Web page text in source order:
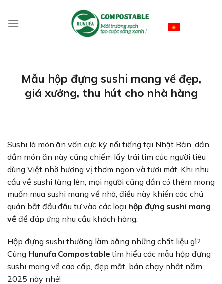
content
Mẫu hộp đựng sushi mang về đẹp,
giá xưởng, thu hút cho nhà hàng
Sushi là món ăn vốn cực kỳ nổi tiếng tại Nhật Bản, dần
dần món ăn này cũng chiếm lấy trái tim của người tiêu
dùng Việt nhờ hương vị thơm ngon và tươi mát. Khi nhu
cầu về sushi tăng lên, mọi người cũng dần có thêm mong
muốn mua sushi mang về nhà, điều này khiến các chủ
quán bắt đầu đầu tư vào các loại hộp đựng sushi mang
về để đáp ứng nhu cầu khách hàng.
Hộp đựng sushi thường làm bằng những chất liệu gì?
Cùng Hunufa Compostable tìm hiểu các mẫu hộp đựng
sushi mang về cao cấp, đẹp mắt, bán chạy nhất năm
2025 này nhé!